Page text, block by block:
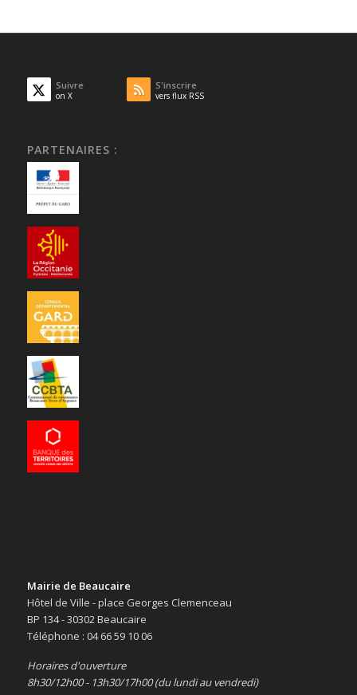
Suivre
on X
S'inscrire
vers flux RSS
PARTENAIRES :
Mairie de Beaucaire
Hôtel de Ville - place Georges Clemenceau
BP 134 - 30302 Beaucaire
Téléphone : 04 66 59 10 06
Horaires d'ouverture
8h30/12h00 - 13h30/17h00 (du lundi au vendredi)